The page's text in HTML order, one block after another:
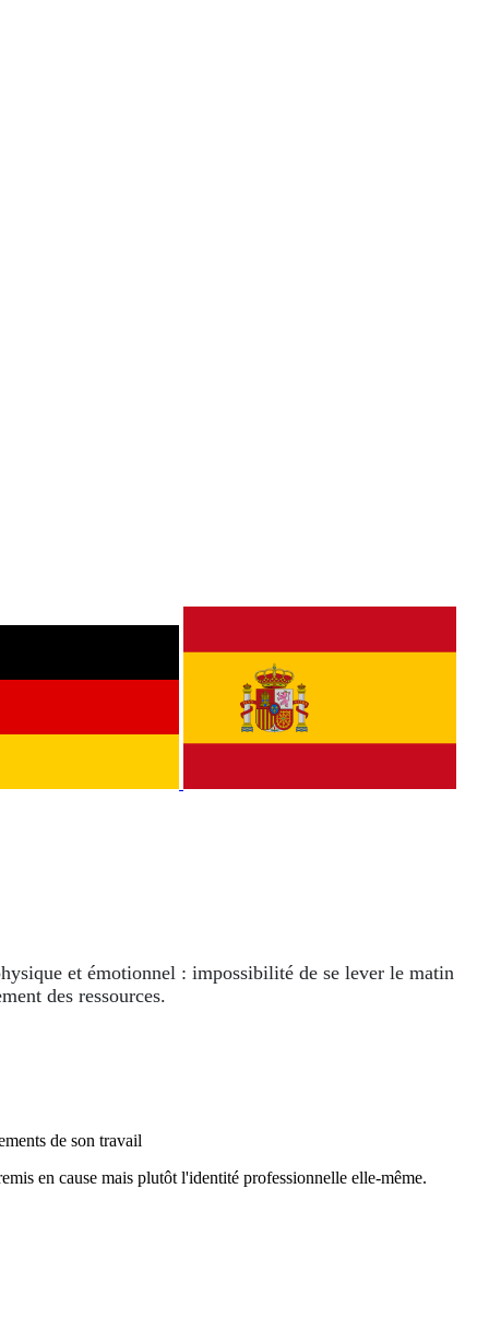
et émotionnel : impossibilité de se lever le matin
des ressources.
de son travail
en cause mais plutôt l'identité professionnelle elle-même.